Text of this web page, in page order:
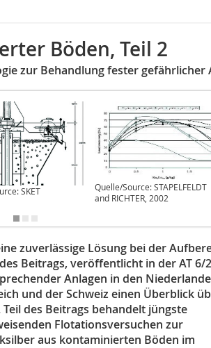
Böden, Teil 2
zur Behandlung fester gefährlicher
SKET
Quelle/Source: STAPELFELDT
and RICHTER, 2002
zuverlässige Lösung bei der
Beitrags, veröffentlicht in der AT 6/
Anlagen in den
und der Schweiz einen Überblick
des Beitrags behandelt jüngste
Flotationsversuchen zur
aus kontaminierten Böden im